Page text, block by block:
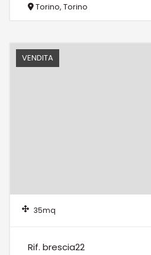
Torino, Torino
VENDITA
35mq
Rif. brescia22